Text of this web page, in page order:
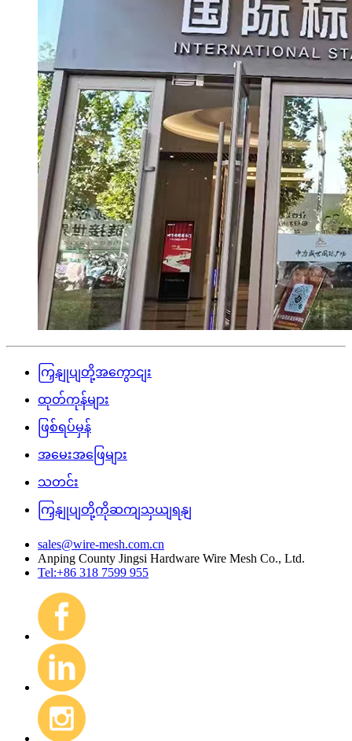
ကြှနျုပျတို့အကွောငျး
ထုတ်ကုန်များ
ဖြစ်ရပ်မှန်
အမေးအဖြေများ
သတင်း
ကြှနျုပျတို့ကိုဆကျသှယျရနျ
sales@wire-mesh.com.cn
Anping County Jingsi Hardware Wire Mesh Co., Ltd.
Tel:+86 318 7599 955